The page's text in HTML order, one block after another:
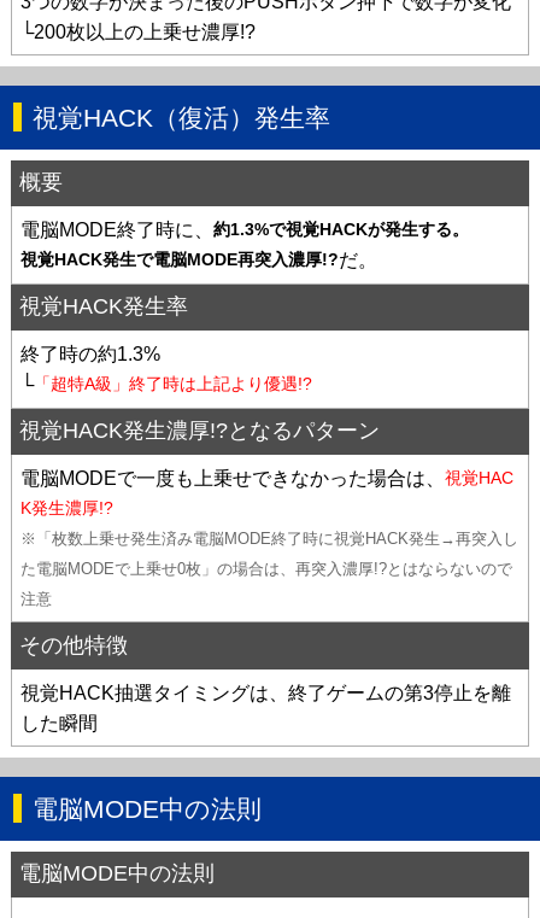
└200枚以上の上乗せ濃厚!?
視覚HACK（復活）発生率
概要
電脳MODE終了時に、 約1.3%で視覚HACKが発生する。
視覚HACK発生で電脳MODE再突入濃厚!?だ。
視覚HACK発生率
終了時の約1.3%
└「超特A級」終了時は上記より優遇!?
視覚HACK発生濃厚!?となるパターン
電脳MODEで一度も上乗せできなかった場合は、 視覚HAC
K発生濃厚!?
※「枚数上乗せ発生済み電脳MODE終了時に視覚HACK発生→再突入し
た電脳MODEで上乗せ0枚」の場合は、再突入濃厚!?とはならないので
注意
その他特徴
視覚HACK抽選タイミングは、終了ゲームの第3停止を離
した瞬間
電脳MODE中の法則
電脳MODE中の法則